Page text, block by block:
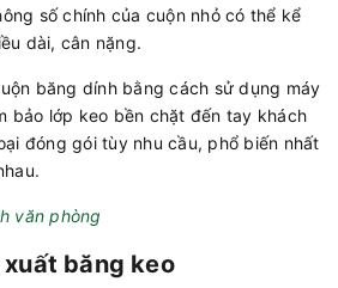
số chính của cuộn nhỏ có thể kể
dài, cân nặng.
băng dính bằng cách sử dụng máy
bảo lớp keo bền chặt đến tay khách
đóng gói tùy nhu cầu, phổ biến nhất
văn phòng
băng keo